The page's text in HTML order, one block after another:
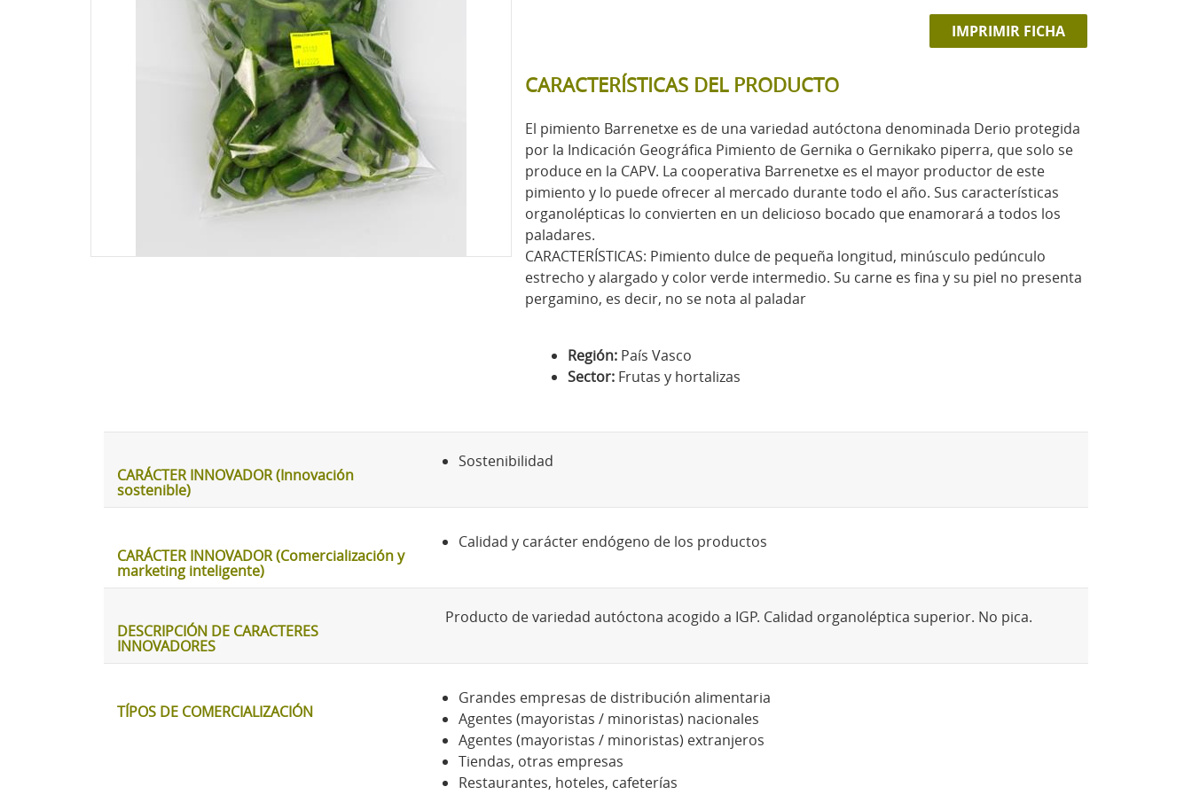
IMPRIMIR FICHA
CARACTERÍSTICAS DEL PRODUCTO
El pimiento Barrenetxe es de una variedad autóctona denominada Derio protegida
por la Indicación Geográfica Pimiento de Gernika o Gernikako piperra, que solo se
produce en la CAPV. La cooperativa Barrenetxe es el mayor productor de este
pimiento y lo puede ofrecer al mercado durante todo el año. Sus características
organolépticas lo convierten en un delicioso bocado que enamorará a todos los
paladares.
CARACTERÍSTICAS: Pimiento dulce de pequeña longitud, minúsculo pedúnculo
estrecho y alargado y color verde intermedio. Su carne es fina y su piel no presenta
pergamino, es decir, no se nota al paladar
Región: País Vasco
Sector: Frutas y hortalizas
CARÁCTER INNOVADOR (Innovación
sostenible)
Sostenibilidad
CARÁCTER INNOVADOR (Comercialización y
marketing inteligente)
Calidad y carácter endógeno de los productos
DESCRIPCIÓN DE CARACTERES
INNOVADORES
Producto de variedad autóctona acogido a IGP. Calidad organoléptica superior. No pica.
TÍPOS DE COMERCIALIZACIÓN
Grandes empresas de distribución alimentaria
Agentes (mayoristas / minoristas) nacionales
Agentes (mayoristas / minoristas) extranjeros
Tiendas, otras empresas
Restaurantes, hoteles, cafeterías